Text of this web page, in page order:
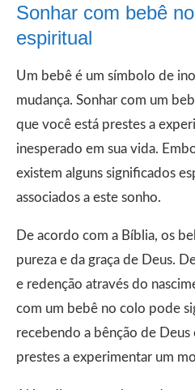
Sonhar com bebê
espiritual
Um bebê é um símbolo de
mudança. Sonhar com um
que você está prestes a
inesperado em sua vida.
existem alguns significados
associados a este sonho.
De acordo com a Bíblia, os
pureza e da graça de Deus.
e redenção através do
com um bebê no colo pode
recebendo a bênção de Deus
prestes a experimentar um